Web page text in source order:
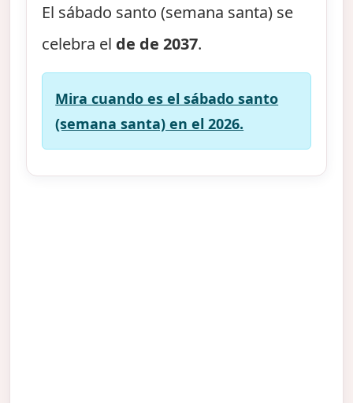
El sábado santo (semana santa) se
celebra el de de 2037.
Mira cuando es el sábado santo
(semana santa) en el 2026.